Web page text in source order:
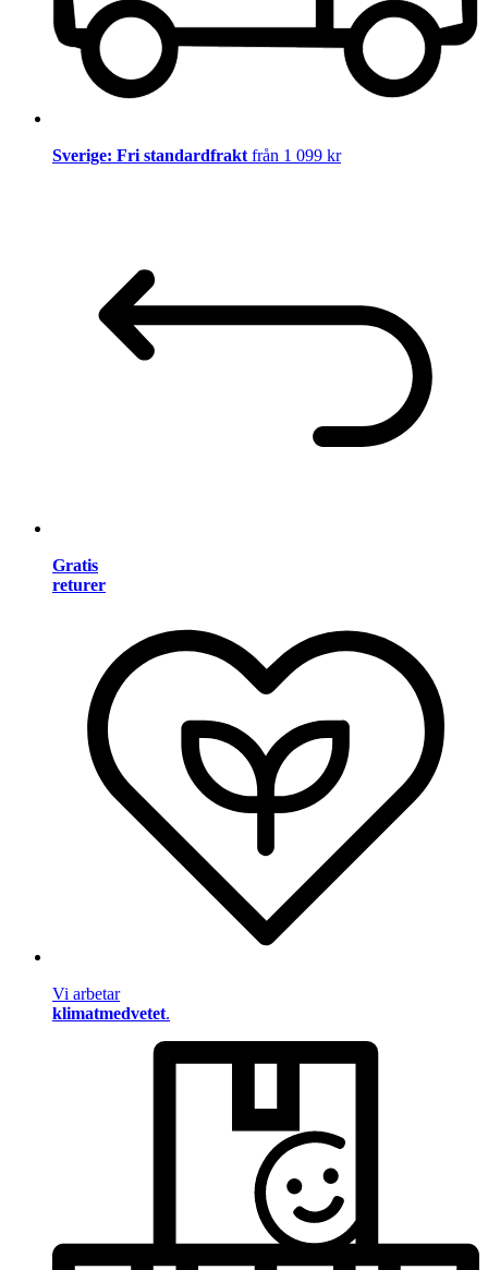
Sverige: Fri standardfrakt från 1 099 kr
Gratis
returer
Vi arbetar
klimatmedvetet.